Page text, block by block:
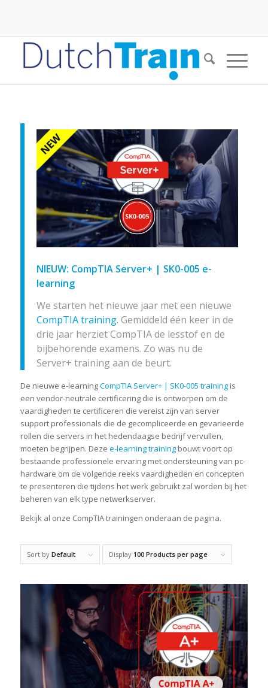
NIEUW: CompTIA Server+ | SK0-005 e-
learning
We starten het nieuwe jaar met een nieuwe
CompTIA training. Gemiddeld één keer in de
drie jaar herziet CompTIA de lesstof en de
bijbehorende examens. Zo was nu de
Server+ training aan de beurt.
De nieuwe e-learningCompTIA Server+ | SK0-005 trainingis
een vendor-neutrale certificering die is ontworpen om de
vaardigheden te certificeren die vereist zijn van server
support professionals die de gecompliceerde en gevarieerde
rollen die servers in het hedendaagse bedrijf vervullen,
moeten begrijpen. Deze e-learning trainingbouwt voort op
bestaande professionele ervaring met ondersteuning van pc-
hardware om de volgende reeks vaardigheden en concepten
te presenteren die tijdens het werk gebruikt zal worden bij het
beheren van elk type netwerkserver.
Bekijk al onze CompTIA trainingen onderaan de pagina.
Sort by Default Display 100 Products per page